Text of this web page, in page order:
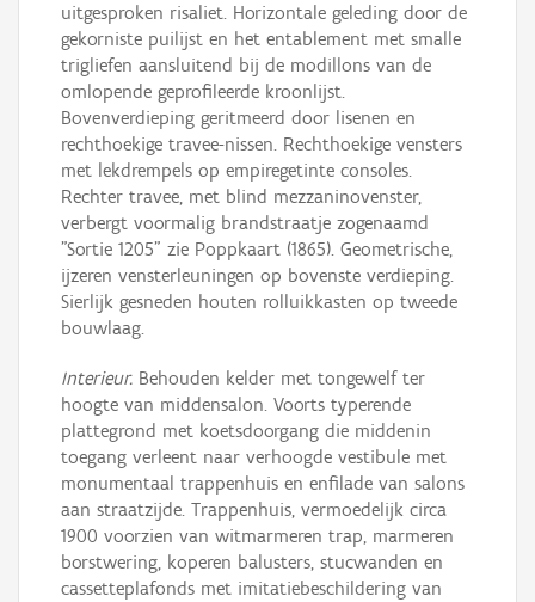
uitgesproken risaliet. Horizontale geleding door de
gekorniste puilijst en het entablement met smalle
trigliefen aansluitend bij de modillons van de
omlopende geprofileerde kroonlijst.
Bovenverdieping geritmeerd door lisenen en
rechthoekige travee-nissen. Rechthoekige vensters
met lekdrempels op empiregetinte consoles.
Rechter travee, met blind mezzaninovenster,
verbergt voormalig brandstraatje zogenaamd
"Sortie 1205" zie Poppkaart (1865). Geometrische,
ijzeren vensterleuningen op bovenste verdieping.
Sierlijk gesneden houten rolluikkasten op tweede
bouwlaag.
Interieur. Behouden kelder met tongewelf ter
hoogte van middensalon. Voorts typerende
plattegrond met koetsdoorgang die middenin
toegang verleent naar verhoogde vestibule met
monumentaal trappenhuis en enfilade van salons
aan straatzijde. Trappenhuis, vermoedelijk circa
1900 voorzien van witmarmeren trap, marmeren
borstwering, koperen balusters, stucwanden en
cassetteplafonds met imitatiebeschildering van